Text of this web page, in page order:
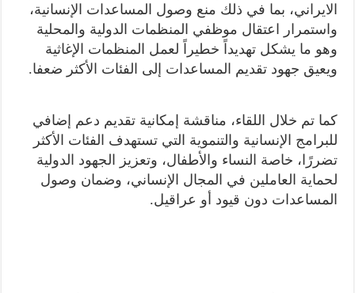
الايراني، بما في ذلك منع وصول المساعدات الإنسانية،
واستمرار اعتقال موظفي المنظمات الدولية والمحلية
وهو ما يشكل تهديداً خطيراً لعمل المنظمات الإغاثية
ويعيق جهود تقديم المساعدات إلى الفئات الأكثر ضعفا.
كما تم خلال اللقاء، مناقشة إمكانية تقديم دعم إضافي
للبرامج الإنسانية والتنموية التي تستهدف الفئات الأكثر
تضررًا، خاصة النساء والأطفال، وتعزيز الجهود الدولية
لحماية العاملين في المجال الإنساني، وضمان وصول
المساعدات دون قيود أو عراقيل.